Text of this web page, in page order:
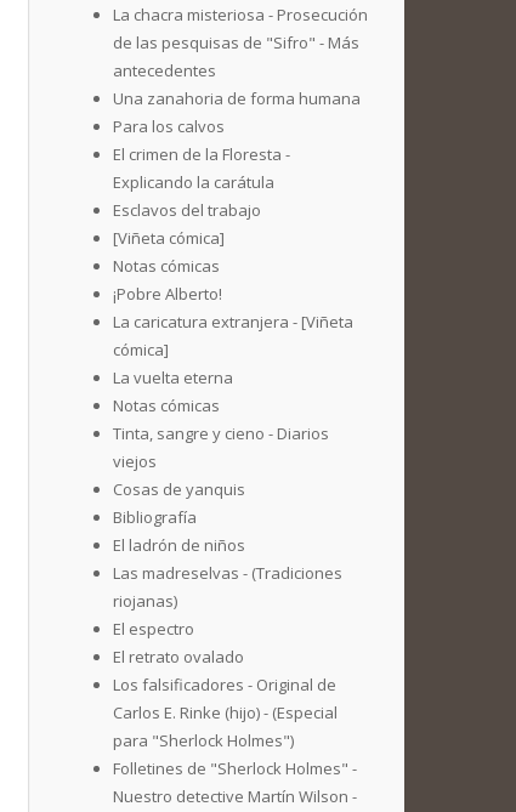
La chacra misteriosa - Prosecución
de las pesquisas de "Sifro" - Más
antecedentes
Una zanahoria de forma humana
Para los calvos
El crimen de la Floresta -
Explicando la carátula
Esclavos del trabajo
[Viñeta cómica]
Notas cómicas
¡Pobre Alberto!
La caricatura extranjera - [Viñeta
cómica]
La vuelta eterna
Notas cómicas
Tinta, sangre y cieno - Diarios
viejos
Cosas de yanquis
Bibliografía
El ladrón de niños
Las madreselvas - (Tradiciones
riojanas)
El espectro
El retrato ovalado
Los falsificadores - Original de
Carlos E. Rinke (hijo) - (Especial
para "Sherlock Holmes")
Folletines de "Sherlock Holmes" -
Nuestro detective Martín Wilson -